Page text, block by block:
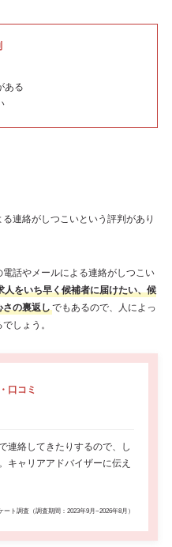
ある
連絡がしつこいという評判があり
話やメールによる連絡がしつこい
人をいち早く候補者に届けたい、候
さの裏返しでもあるので、人によっ
しょう。
口コミ
連絡してきたりするので、し
キャリアアドバイザーに伝え
ート調査（調査期間：2023年9月~2026年8月）